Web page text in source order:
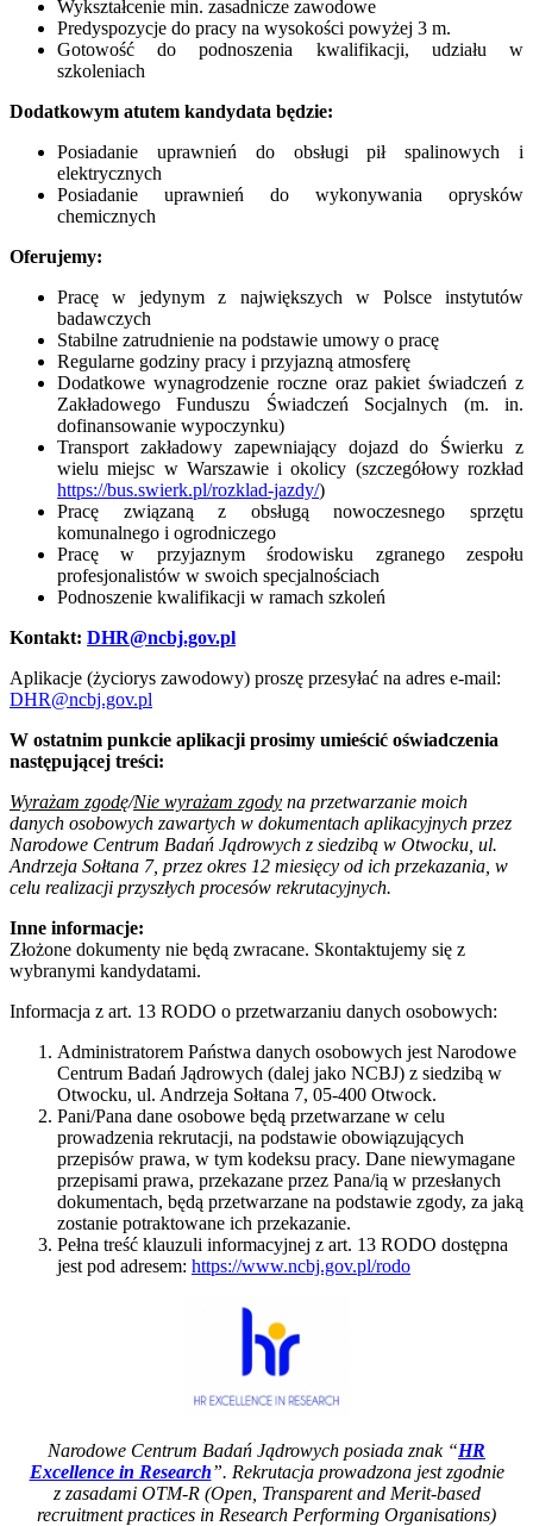
Wykształcenie min. zasadnicze zawodowe
Predyspozycje do pracy na wysokości powyżej 3 m.
Gotowość do podnoszenia kwalifikacji, udziału w
szkoleniach
Dodatkowym atutem kandydata będzie:
Posiadanie uprawnień do obsługi pił spalinowych i
elektrycznych
Posiadanie uprawnień do wykonywania oprysków
chemicznych
Oferujemy:
Pracę w jedynym z największych w Polsce instytutów
badawczych
Stabilne zatrudnienie na podstawie umowy o pracę
Regularne godziny pracy i przyjazną atmosferę
Dodatkowe wynagrodzenie roczne oraz pakiet świadczeń z
Zakładowego Funduszu Świadczeń Socjalnych (m. in.
dofinansowanie wypoczynku)
Transport zakładowy zapewniający dojazd do Świerku z
wielu miejsc w Warszawie i okolicy (szczegółowy rozkład
https://bus.swierk.pl/rozklad-jazdy/)
Pracę związaną z obsługą nowoczesnego sprzętu
komunalnego i ogrodniczego
Pracę w przyjaznym środowisku zgranego zespołu
profesjonalistów w swoich specjalnościach
Podnoszenie kwalifikacji w ramach szkoleń
Kontakt: DHR@ncbj.gov.pl
Aplikacje (życiorys zawodowy) proszę przesyłać na adres e-mail:
DHR@ncbj.gov.pl
W ostatnim punkcie aplikacji prosimy umieścić oświadczenia
następującej treści:
Wyrażam zgodę/Nie wyrażam zgody na przetwarzanie moich
danych osobowych zawartych w dokumentach aplikacyjnych przez
Narodowe Centrum Badań Jądrowych z siedzibą w Otwocku, ul.
Andrzeja Sołtana 7, przez okres 12 miesięcy od ich przekazania, w
celu realizacji przyszłych procesów rekrutacyjnych.
Inne informacje:
Złożone dokumenty nie będą zwracane. Skontaktujemy się z
wybranymi kandydatami.
Informacja z art. 13 RODO o przetwarzaniu danych osobowych:
Administratorem Państwa danych osobowych jest Narodowe
Centrum Badań Jądrowych (dalej jako NCBJ) z siedzibą w
Otwocku, ul. Andrzeja Sołtana 7, 05-400 Otwock.
Pani/Pana dane osobowe będą przetwarzane w celu
prowadzenia rekrutacji, na podstawie obowiązujących
przepisów prawa, w tym kodeksu pracy. Dane niewymagane
przepisami prawa, przekazane przez Pana/ią w przesłanych
dokumentach, będą przetwarzane na podstawie zgody, za jaką
zostanie potraktowane ich przekazanie.
Pełna treść klauzuli informacyjnej z art. 13 RODO dostępna
jest pod adresem: https://www.ncbj.gov.pl/rodo
Narodowe Centrum Badań Jądrowych posiada znak “HR
Excellence in Research”. Rekrutacja prowadzona jest zgodnie
z zasadami OTM-R (Open, Transparent and Merit-based
recruitment practices in Research Performing Organisations)